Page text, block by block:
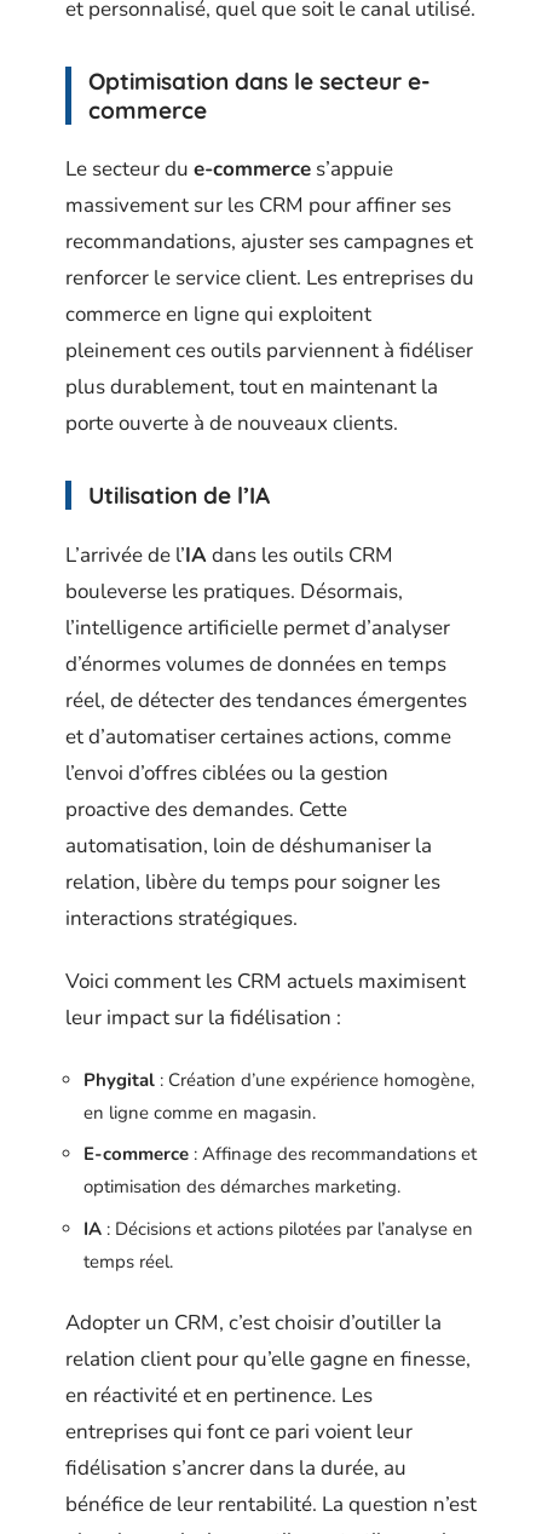
et personnalisé, quel que soit le canal utilisé.
Optimisation dans le secteur e-
commerce
Le secteur du e-commerce s’appuie
massivement sur les CRM pour affiner ses
recommandations, ajuster ses campagnes et
renforcer le service client. Les entreprises du
commerce en ligne qui exploitent
pleinement ces outils parviennent à fidéliser
plus durablement, tout en maintenant la
porte ouverte à de nouveaux clients.
Utilisation de l’IA
L’arrivée de l’IAdans les outils CRM
bouleverse les pratiques. Désormais,
l’intelligence artificielle permet d’analyser
d’énormes volumes de données en temps
réel, de détecter des tendances émergentes
et d’automatiser certaines actions, comme
l’envoi d’offres ciblées ou la gestion
proactive des demandes. Cette
automatisation, loin de déshumaniser la
relation, libère du temps pour soigner les
interactions stratégiques.
Voici comment les CRM actuels maximisent
leur impact sur la fidélisation :
Phygital : Création d’une expérience homogène,
en ligne comme en magasin.
E-commerce : Affinage des recommandations et
optimisation des démarches marketing.
IA : Décisions et actions pilotées par l’analyse en
temps réel.
Adopter un CRM, c’est choisir d’outiller la
relation client pour qu’elle gagne en finesse,
en réactivité et en pertinence. Les
entreprises qui font ce pari voient leur
fidélisation s’ancrer dans la durée, au
bénéfice de leur rentabilité. La question n’est